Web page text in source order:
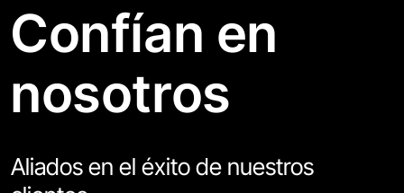
Confían en
nosotros
Aliados en el éxito de nuestros